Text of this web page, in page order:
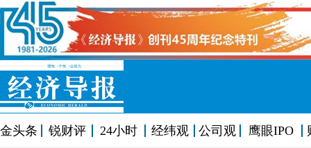
金头条 锐财评 24小时 经纬观 公司观 鹰眼IPO